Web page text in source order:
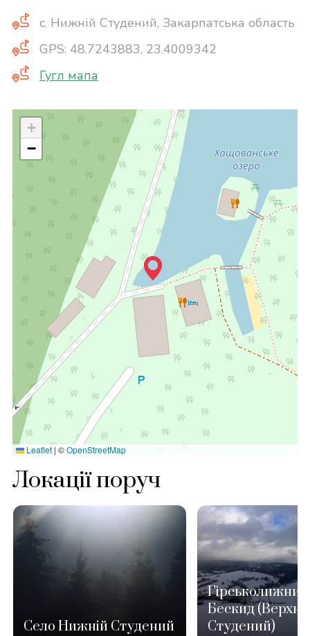
c. Нижній Студений, Закарпатська область
GPS: 48.7243883, 23.4009342
Гугл мапа
+
−
Leaflet | ©OpenStreetMap
Локації поруч
Село Нижній Студений
Бескид
Студений)